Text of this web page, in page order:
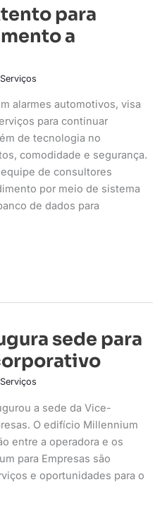
para
a
Serviços
alarmes automotivos, visa
para continuar
de tecnologia no
comodidade e segurança.
de consultores
por meio de sistema
de dados para
sede para
Serviços
a sede da Vice-
O edifício Millennium
entre a operadora e os
para Empresas são
e oportunidades para o